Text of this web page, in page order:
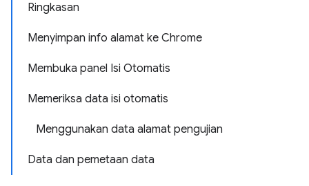
Ringkasan
Menyimpan info alamat ke Chrome
Membuka panel Isi Otomatis
Memeriksa data isi otomatis
Menggunakan data alamat pengujian
Data dan pemetaan data